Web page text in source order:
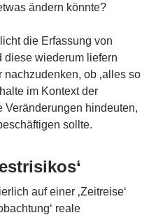
ändern könnte?
die Erfassung von
diese wiederum liefern
ob ‚alles so
im Kontext der
Veränderungen hindeuten,
sollte.
auf einer ‚Zeitreise‘
reale